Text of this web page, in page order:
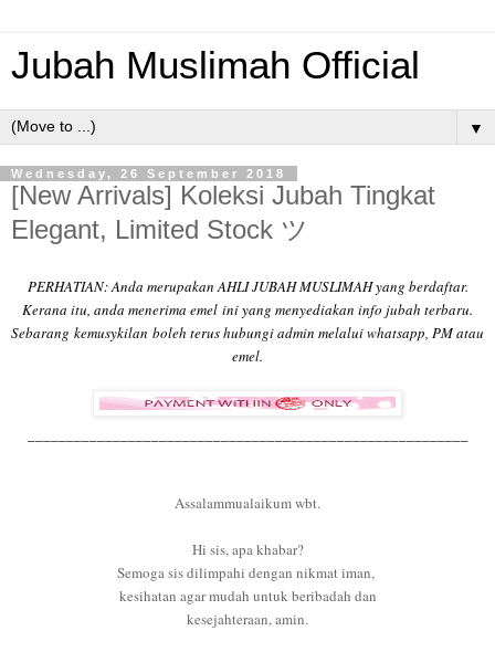
Jubah Muslimah Official
▼
Wednesday, 26 September 2018
[New Arrivals] Koleksi Jubah Tingkat
Elegant, Limited Stock ツ
PERHATIAN: Anda merupakan AHLI JUBAH MUSLIMAH yang berdaftar.
Kerana itu, anda menerima emel ini yang menyediakan info jubah terbaru.
Sebarang kemusykilan boleh terus hubungi admin melalui whatsapp, PM atau
emel.
Assalammualaikum wbt.
Hi sis, apa khabar?
Semoga sis dilimpahi dengan nikmat iman,
kesihatan agar mudah untuk beribadah dan
kesejahteraan, amin.